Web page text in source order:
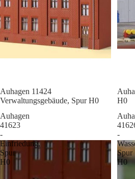
Sale
Auhagen 11424
Verwaltungsgebäude, Spur H0
Sale
H0
Auhagen
41623
-
Einfriedung,
Spur
H0
-
Spur
H0